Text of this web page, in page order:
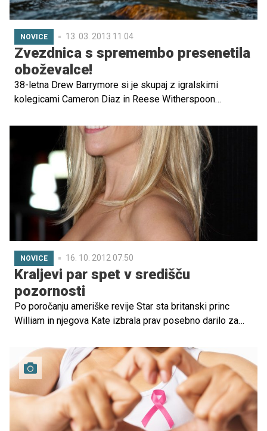
NOVICE 13. 03. 2013 11.04
Zvezdnica s spremembo presenetila
oboževalce!
38-letna Drew Barrymore si je skupaj z igralskimi
kolegicami Cameron Diaz in Reese Witherspoon
uživala na brezkončnih peščenih plažah, njihovo brezdelje
pa so zmotili paparaci, ki so se trudili v objektiv ujeti
zvezdnice v kopalkah.
NOVICE 16. 10. 2012 07.50
Kraljevi par spet v središču
pozornosti
Po poročanju ameriške revije Star sta britanski princ
William in njegova Kate izbrala prav posebno darilo za
septembra.